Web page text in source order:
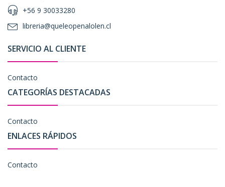
+56 9 30033280
libreria@queleopenalolen.cl
SERVICIO AL CLIENTE
Contacto
CATEGORÍAS DESTACADAS
Contacto
ENLACES RÁPIDOS
Contacto